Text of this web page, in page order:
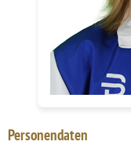
Personendaten